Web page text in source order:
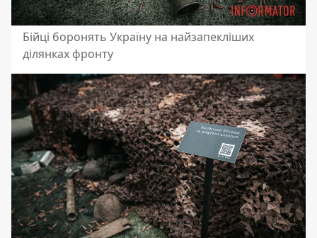
Бійці боронять Україну на найзапекліших
ділянках фронту